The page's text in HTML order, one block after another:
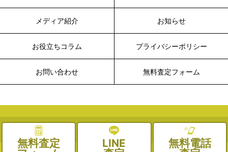
無料査定
LINE
無料電話
メディア紹介 お知らせ
お役立ちコラム プライバシーポリシー
お問い合わせ 無料査定フォーム
© 2003-2026 WALK, All Rights Reserved.